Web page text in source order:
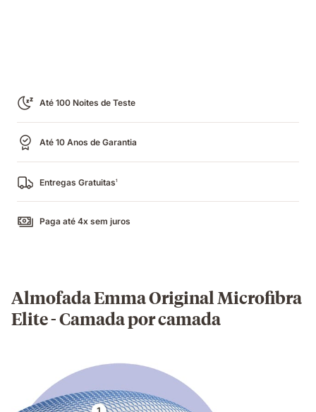
Até 100 Noites de Teste
Até 10 Anos de Garantia
Entregas Gratuitas1
Paga até 4x sem juros
Almofada Emma Original Microfibra
Elite - Camada por camada